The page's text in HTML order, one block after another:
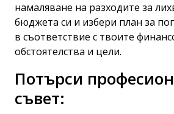
намаляване на разходите за
бюджета си и избери план за
в съответствие с твоите
обстоятелства и цели.
Потърси
съвет: